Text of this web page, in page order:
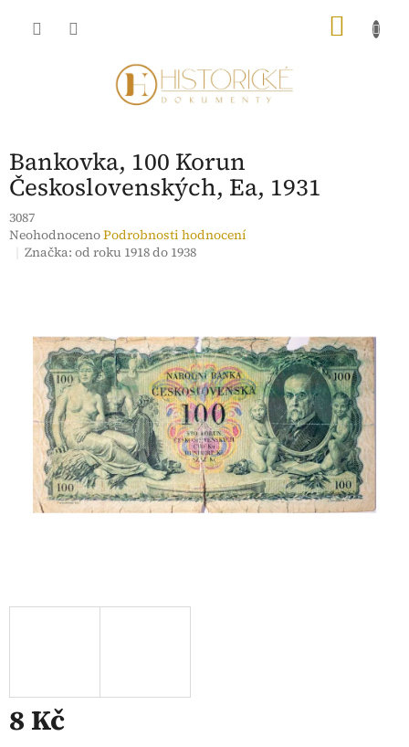
Bankovka, 100 Korun
Československých, Ea, 1931
3087
Průměrné
hodnocení
hvězdiček.
NeohodnocenoPodrobnosti hodnocení
Značka:od roku 1918 do 1938
8 Kč